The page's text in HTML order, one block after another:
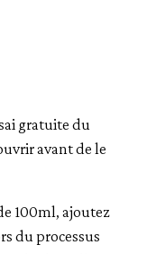
gratuite du
avant de le
100ml, ajoutez
du processus